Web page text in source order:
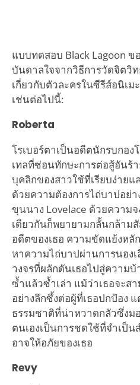
แบบทดสอบ Black Lagoon ข
บันดาลใจจากวิธีการวัดจิตวิ
เกี่ยวกับตัวละครในซีรีส์อนิเ
เช่นต่อไปนี้:
Roberta
โรเบอร์ตาเป็นอดีตนักรบกอ
เทลที่ซ่อนทักษะการต่อสู้อันร้
บุคลิกของสาวใช้ที่เรียบง่าย
ด้วยความต้องการไถ่บาปอย่า
ขุนนาง Lovelace ด้วยควา
เดียวกันก็พยายามกลั้นกล้า
อดีตของเธอ ความขัดแย้งหลั
หาความไถ่บาปผ่านการนอง
วงจรที่ผลักดันเธอไปสู่ความ
ซ้ำแล้วซ้ำเล่า แม้ว่าเธอจะส
อย่างลึกซึ้งต่อผู้ที่เธอปกป้อง แ
ธรรมชาติที่น่าหวาดกลัวซึ่งม
ตนเองเป็นการชดใช้ที่จำเป็
อาจให้อภัยของเธอ
Revy